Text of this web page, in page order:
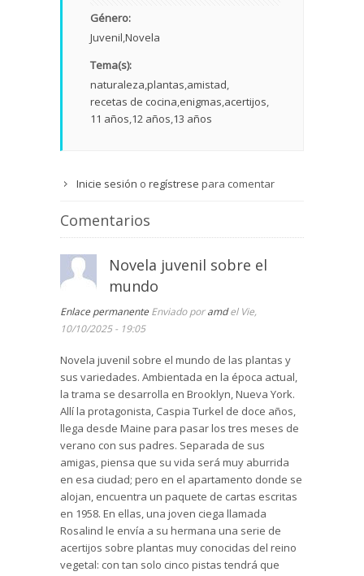
Género:
Juvenil Novela
Tema(s):
naturaleza plantas amistad
recetas de cocina enigmas acertijos
11 años 12 años 13 años
Inicie sesión o regístrese para comentar
Comentarios
Novela juvenil sobre el
mundo
Enlace permanente Enviado poramdel Vie,
10/10/2025 - 19:05
Novela juvenil sobre el mundo de las plantas y
sus variedades. Ambientada en la época actual,
la trama se desarrolla en Brooklyn, Nueva York.
Allí la protagonista, Caspia Turkel de doce años,
llega desde Maine para pasar los tres meses de
verano con sus padres. Separada de sus
amigas, piensa que su vida será muy aburrida
en esa ciudad; pero en el apartamento donde se
alojan, encuentra un paquete de cartas escritas
en 1958. En ellas, una joven ciega llamada
Rosalind le envía a su hermana una serie de
acertijos sobre plantas muy conocidas del reino
vegetal: con tan solo cinco pistas tendrá que